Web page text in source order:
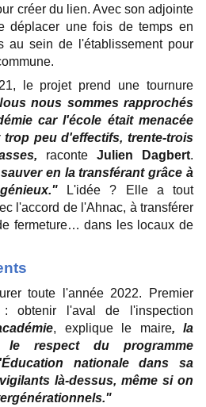
créer du lien. Avec son adjointe
déplacer une fois de temps en
au sein de l'établissement pour
le projet prend une tournure
nous sommes rapprochés
car l'école était menacée
trop peu d'effectifs, trente-trois
raconte Julien Dagbert.
en la transférant grâce à
L'idée ? Elle a tout
l'accord de l'Ahnac, à transférer
fermeture… dans les locaux de
toute l'année 2022. Premier
obtenir l'aval de l'inspection
, explique le maire, la
respect du programme
nationale dans sa
là-dessus, même si on